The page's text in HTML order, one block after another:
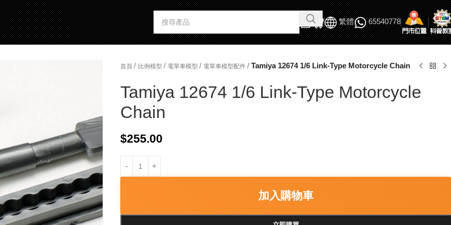
繁體 65540778
首頁 / 比例模型 / 電單車模型 / 電單車模型配件 / Tamiya 12674 1/6 Link-Type Motorcycle Chain
Tamiya 12674 1/6 Link-Type Motorcycle
Chain
$255.00
加入購物車